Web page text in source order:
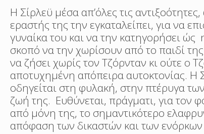
Η Σίρλεϋ μέσα απ’όλες τις
εραστής της την εγκαταλείπει, για να
γυναίκα του και να την κατηγορήσει ώς
σκοπό να την χωρίσουν από το παιδί
να ζήσει χωρίς τον Τζόρνταν κι ούτε ο
αποτυχημένη απόπειρα αυτοκτονίας. Η
οδηγείται στη φυλακή, στην πτέρυγα
ζωή της. Ευθύνεται, πράγματι, για τον
από μόνη της, το σημαντικότερο
απόφαση των δικαστών και των